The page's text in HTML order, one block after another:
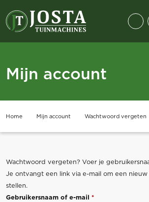
Mijn account
Home Mijn account Wachtwoord vergeten
Wachtwoord vergeten? Voer je
Je ontvangt een link via e-mail om een
stellen.
Gebruikersnaam of e-mail *